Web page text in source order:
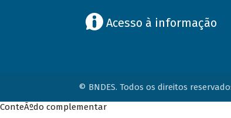
Acesso à informação
© BNDES. Todos os direitos
ConteÃºdo complementar